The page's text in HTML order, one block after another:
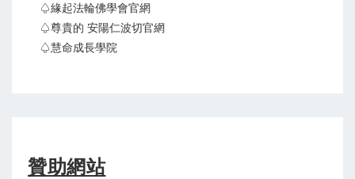
♤緣起法輪佛學會官網
♤尊貴的 安陽仁波切官網
♤慧命成長學院
贊助網站